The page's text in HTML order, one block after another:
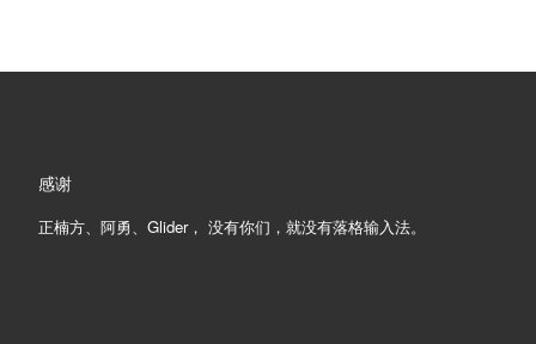
感谢
正楠方、阿勇、Glider， 没有你们，就没有落格输入法。